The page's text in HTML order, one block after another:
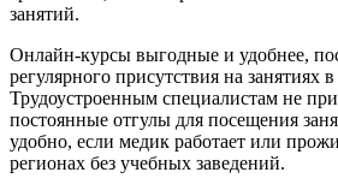
занятий.
Онлайн-курсы выгодные и удобнее,
регулярного присутствия на занятиях
Трудоустроенным специалистам не
постоянные отгулы для посещения
удобно, если медик работает или
регионах без учебных заведений.